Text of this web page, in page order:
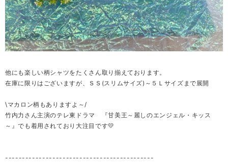
他にも楽しい柄シャツをたくさん取り揃えております。
在庫に限りはございますが、ＳＳ(スリムサイズ)～５Ｌサイズまで展開
\マカロン柄もありますよ～/
竹内力さん主演のテレ東ドラマ 『甘美王～麗しのエンジェル・キッス
～』でも着用されており大注目です💛
--------------------------------------------